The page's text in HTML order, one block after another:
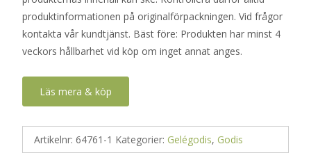
produktinformationen på originalförpackningen. Vid frågor
kontakta vår kundtjänst. Bäst före: Produkten har minst 4
veckors hållbarhet vid köp om inget annat anges.
Läs mera & köp
Artikelnr: 64761-1 Kategorier: Gelégodis, Godis